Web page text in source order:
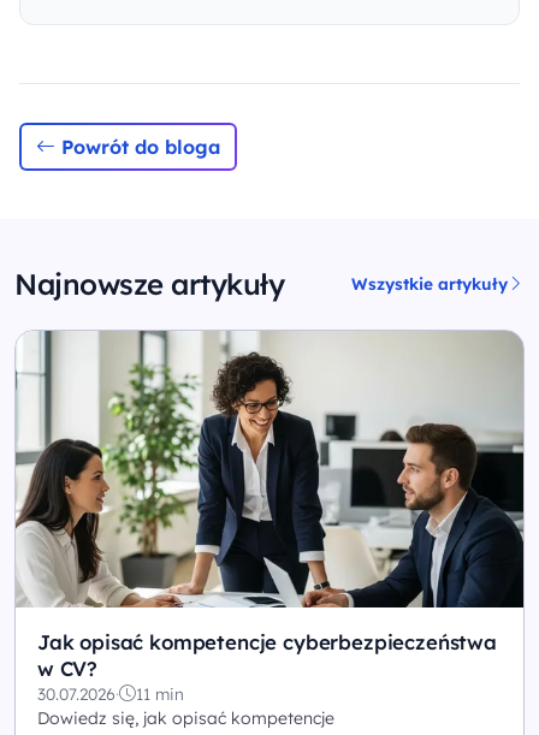
Powrót do bloga
Najnowsze artykuły Wszystkie artykuły
Jak opisać kompetencje cyberbezpieczeństwa
w CV?
30.07.2026· 11 min
Dowiedz się, jak opisać kompetencje